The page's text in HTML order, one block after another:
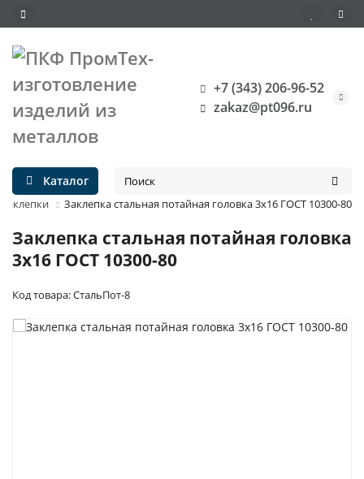
+7 (343) 206-96-52
zakaz@pt096.ru
Каталог
Заклепка стальная потайная головка 3x16 ГОСТ 10300-80
Заклепка стальная потайная головка
3x16 ГОСТ 10300-80
Код товара: СтальПот-8